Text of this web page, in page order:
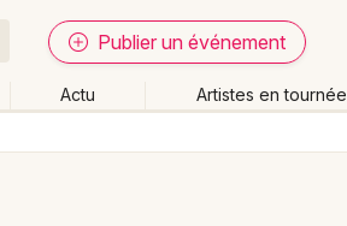
Publier un événement
Actu Artistes en tournée